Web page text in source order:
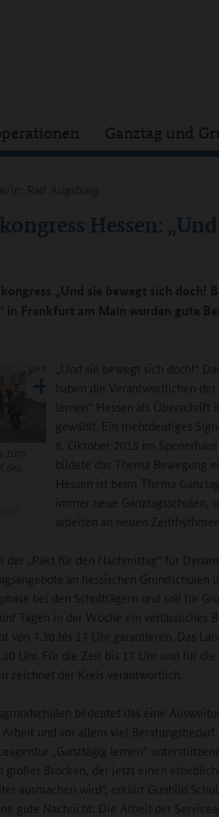
Ganztag und
Hessen:
in: Ralf Augsburg
„Und sie bewegt sich doch!
in Frankfurt am Main wurden gute
„Und sie bewegt sich doch!“
haben die Verantwortlichen
lernen“ Hessen als Überschrift
gewählt. Ein mehrdeutiges
8. Oktober 2015 im
bildete das Thema Bewegung
Hessen ist beim Thema
immer neue Ganztagsschulen,
arbeiten an neuen
der „Pakt für den Nachmittag“ für
an hessischen
bei den Schulträgern und soll für
Tagen in der Woche ein verlässliches
von 7.30 bis 17 Uhr garantieren. Das
Uhr. Für die Zeit bis 17 Uhr und für
zeichnet der Kreis verantwortlich.
bedeutet das eine
und vor allem viel
„Ganztägig lernen“
großer Brocken, der jetzt einen
ausmachen wird“, erklärt Gunhild
gute Nachricht: Die Arbeit der